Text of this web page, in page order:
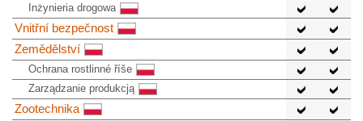
Inżynieria drogowa
Vnitřní bezpečnost
Zemědělství
Ochrana rostlinné říše
Zarządzanie produkcją
Zootechnika